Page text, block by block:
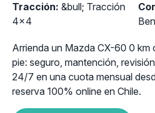
Tracción: &bull; Tracción
4x4
Arrienda un Mazda CX-60 0
pie: seguro, mantención,
24/7 en una cuota mensual
reserva 100% online en Chile.